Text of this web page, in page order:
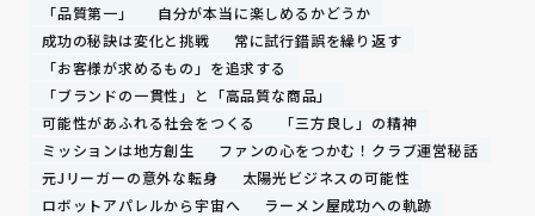
「品質第一」
自分が本当に楽しめるかどうか
成功の秘訣は変化と挑戦
常に試行錯誤を繰り返す
「お客様が求めるもの」を追求する
「ブランドの一貫性」と「高品質な商品」
可能性があふれる社会をつくる
「三方良し」の精神
ミッションは地方創生
ファンの心をつかむ！クラブ運営秘話
元Jリーガーの意外な転身
太陽光ビジネスの可能性
ロボットアパレルから宇宙へ
ラーメン屋成功への軌跡